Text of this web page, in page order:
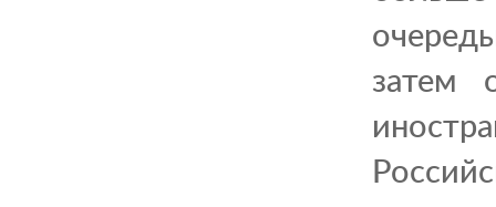
затем